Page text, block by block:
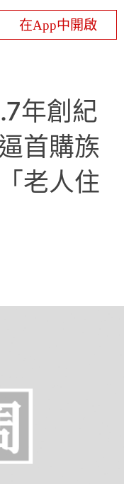
在App中開啟
年創紀
首購族
老人住